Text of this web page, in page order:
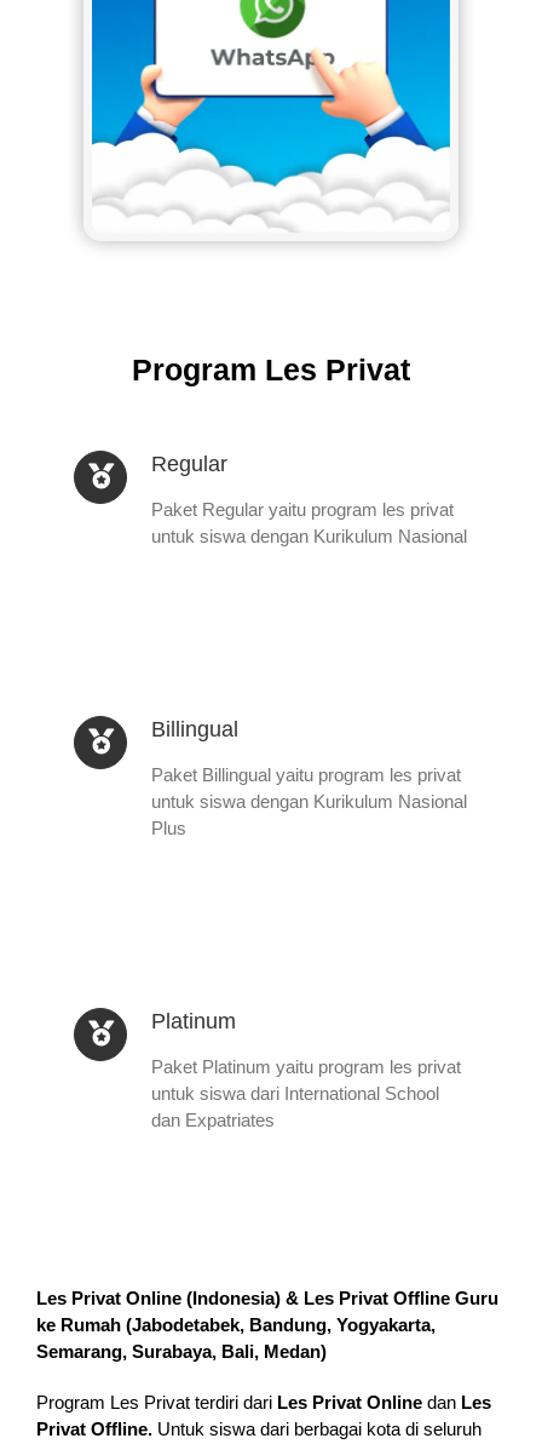
Program Les Privat
Regular
Paket Regular yaitu program les privat
untuk siswa dengan Kurikulum Nasional
Billingual
Paket Billingual yaitu program les privat
untuk siswa dengan Kurikulum Nasional
Plus
Platinum
Paket Platinum yaitu program les privat
untuk siswa dari International School
dan Expatriates
Les Privat Online (Indonesia) & Les Privat Offline Guru
ke Rumah (Jabodetabek, Bandung, Yogyakarta,
Semarang, Surabaya, Bali, Medan)
Program Les Privat terdiri dari Les Privat Online dan Les
Privat Offline. Untuk siswa dari berbagai kota di seluruh